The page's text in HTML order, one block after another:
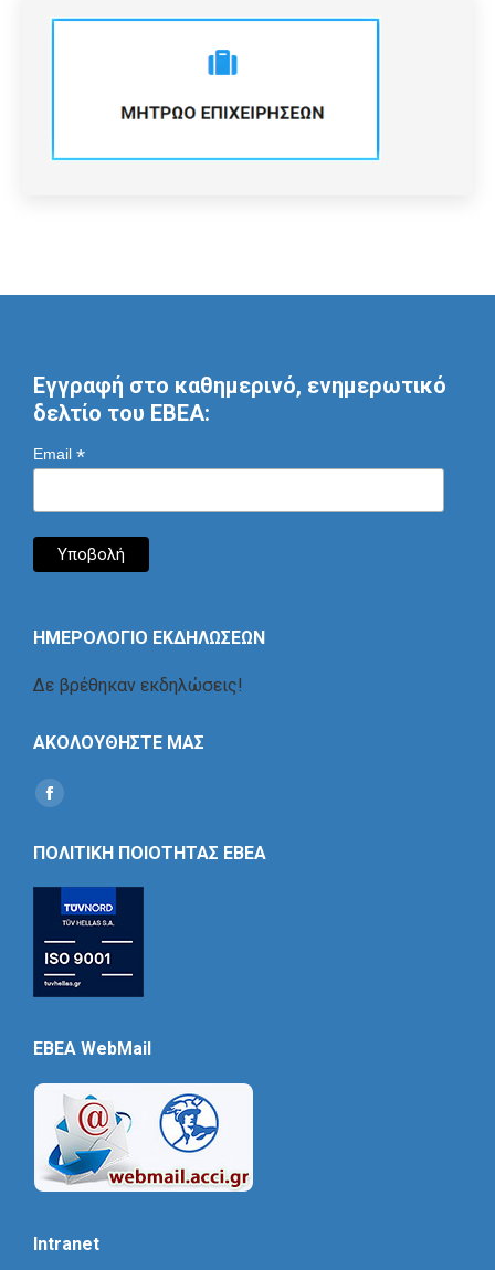
Εγγραφή στο καθημερινό, ενημερωτικό
δελτίο του ΕΒΕΑ:
Email *
ΗΜΕΡΟΛΟΓΙΟ ΕΚΔΗΛΩΣΕΩΝ
Δε βρέθηκαν εκδηλώσεις!
ΑΚΟΛΟΥΘΗΣΤΕ ΜΑΣ
Find us on:
Social
ΠΟΛΙΤΙΚΗ ΠΟΙΟΤΗΤΑΣ ΕΒΕΑ
EBEA WebMail
Intranet